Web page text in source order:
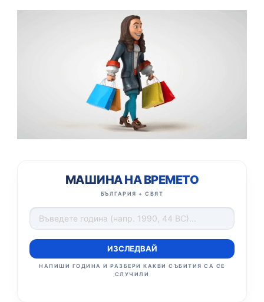
МАШИНА НА ВРЕМЕТО
БЪЛГАРИЯ + СВЯТ
ИЗСЛЕДВАЙ
НАПИШИ ГОДИНА И РАЗБЕРИ КАКВИ СЪБИТИЯ СА СЕ
СЛУЧИЛИ